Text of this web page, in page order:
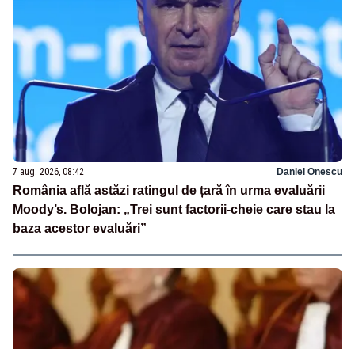
7 aug. 2026, 08:42 Daniel Onescu
România află astăzi ratingul de țară în urma evaluării
Moody’s. Bolojan: „Trei sunt factorii-cheie care stau la
baza acestor evaluări”